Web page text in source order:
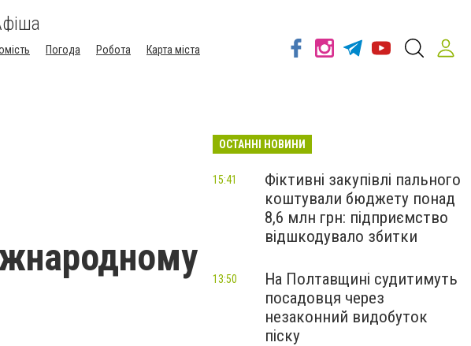
Погода Робота
Карта міста
ОСТАННІ НОВИНИ
Фіктивні закупівлі пального
коштували бюджету понад
8,6 млн грн: підприємство
відшкодувало збитки
15:41
На Полтавщині судитимуть
посадовця через
незаконний видобуток
піску
13:50